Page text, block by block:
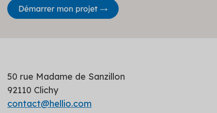
50 rue Madame de Sanzillon
92110 Clichy
contact@hellio.com